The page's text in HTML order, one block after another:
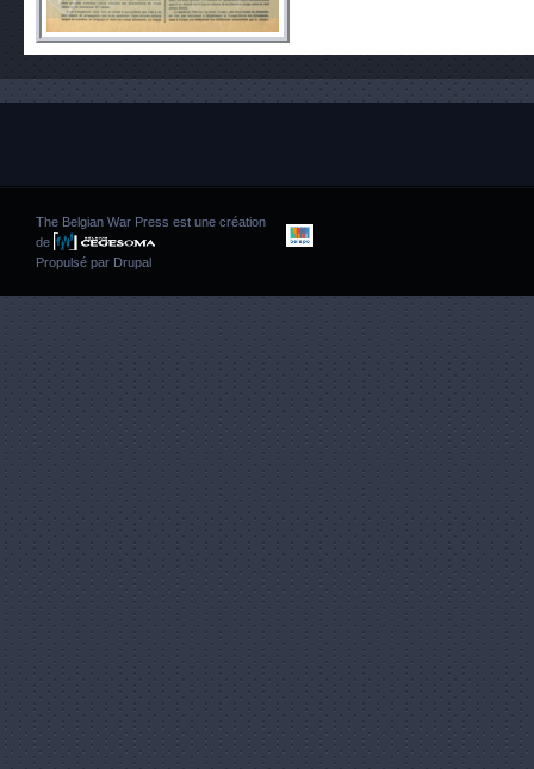
The Belgian War Press est une création
de
Propulsé par Drupal